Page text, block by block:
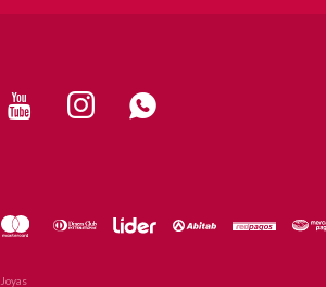
  